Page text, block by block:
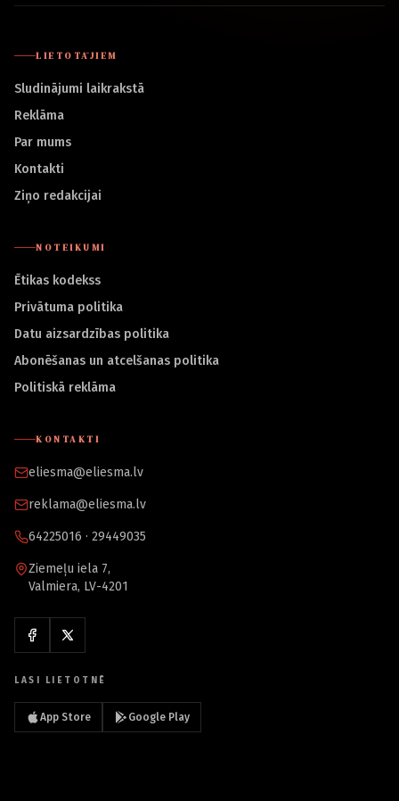
LIETOTĀJIEM
Sludinājumi laikrakstā
Reklāma
Par mums
Kontakti
Ziņo redakcijai
NOTEIKUMI
Ētikas kodekss
Privātuma politika
Datu aizsardzības politika
Abonēšanas un atcelšanas politika
Politiskā reklāma
KONTAKTI
eliesma@eliesma.lv
reklama@eliesma.lv
64225016 · 29449035
Ziemeļu iela 7,
Valmiera, LV-4201
LASI LIETOTNĒ
App Store Google Play